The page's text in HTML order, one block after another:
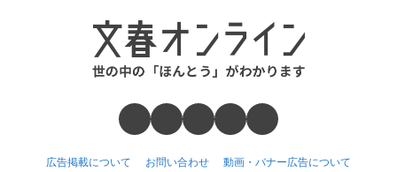
広告掲載について お問い合わせ 動画・バナー広告について